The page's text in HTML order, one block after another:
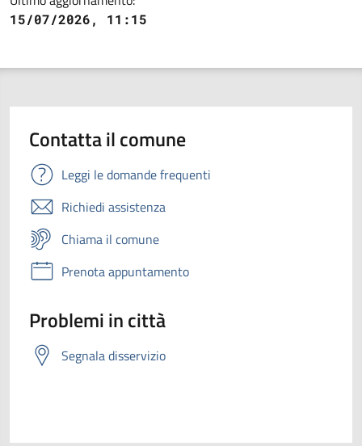
15/07/2026, 11:15
Contatta il comune
Leggi le domande frequenti
Richiedi assistenza
Chiama il comune
Prenota appuntamento
Problemi in città
Segnala disservizio